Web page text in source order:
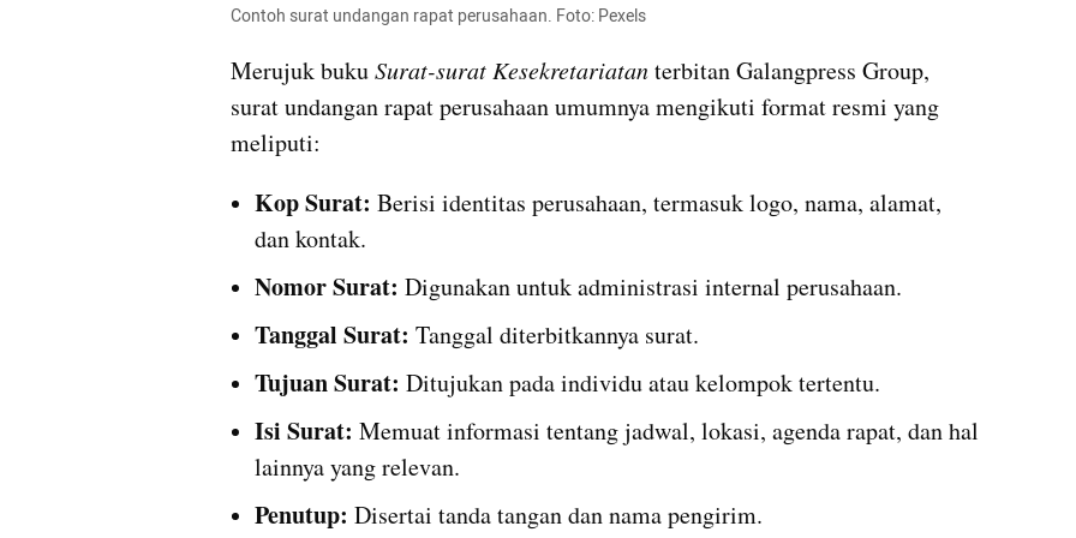
Contoh surat undangan rapat perusahaan. Foto: Pexels
Merujuk buku Surat-surat Kesekretariatan terbitan Galangpress Group,
surat undangan rapat perusahaan umumnya mengikuti format resmi yang
meliputi:
Kop Surat: Berisi identitas perusahaan, termasuk logo, nama, alamat,
dan kontak.
Nomor Surat: Digunakan untuk administrasi internal perusahaan.
Tanggal Surat: Tanggal diterbitkannya surat.
Tujuan Surat: Ditujukan pada individu atau kelompok tertentu.
Isi Surat: Memuat informasi tentang jadwal, lokasi, agenda rapat, dan hal
lainnya yang relevan.
Penutup: Disertai tanda tangan dan nama pengirim.